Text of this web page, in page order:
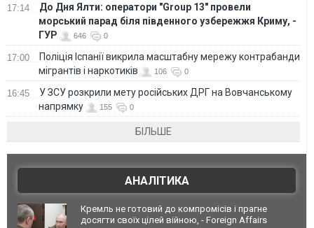
17:14
До Дня Ялти: оператори "Group 13" провели
морський парад біля південного узбережжя Криму, -
ГУР
646 0
17:00
Поліція Іспанії викрила масштабну мережу контрабанди
мігрантів і наркотиків
106 0
16:45
У ЗСУ розкрили мету російських ДРГ на Вовчанському
напрямку
155 0
БІЛЬШЕ
АНАЛІТИКА
Кремль не готовий до компромісів і прагне
досягти своїх цілей війною, - Foreign Affairs